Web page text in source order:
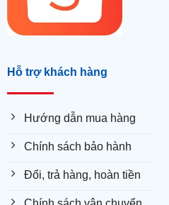
Hỗ trợ khách hàng
Hướng dẫn mua hàng
Chính sách bảo hành
Đổi, trả hàng, hoàn tiền